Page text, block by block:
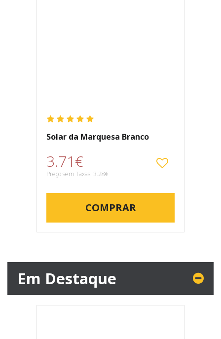
Solar da Marquesa Branco
3.71€
Preço sem Taxas: 3.28€
COMPRAR
Em Destaque